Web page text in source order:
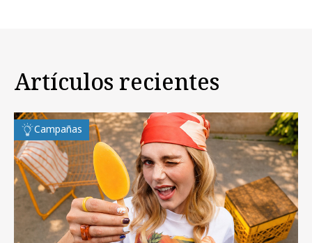
Artículos recientes
Campañas